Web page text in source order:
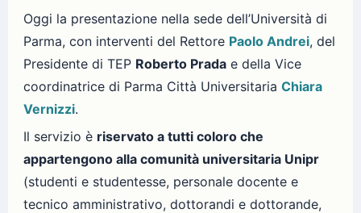
Oggi la presentazione nella sede dell’Università di
Parma, con interventi del Rettore Paolo Andrei, del
Presidente di TEP Roberto Prada e della Vice
coordinatrice di Parma Città Universitaria Chiara
Vernizzi.
Il servizio è riservato a tutti coloro che
appartengono alla comunità universitaria Unipr
(studenti e studentesse, personale docente e
tecnico amministrativo, dottorandi e dottorande,